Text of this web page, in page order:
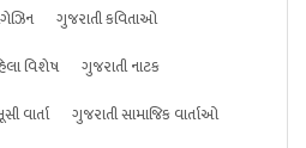
ગુજરાતી કવિતાઓ
વિશેષ
ગુજરાતી નાટક
વાર્તા
ગુજરાતી સામાજિક વાર્તાઓ